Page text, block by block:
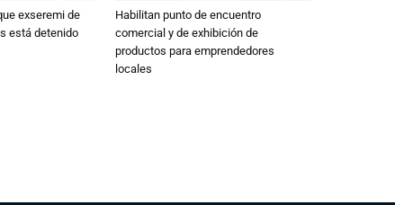
exseremi de
está detenido
Habilitan punto de encuentro
comercial y de exhibición de
productos para emprendedores
locales